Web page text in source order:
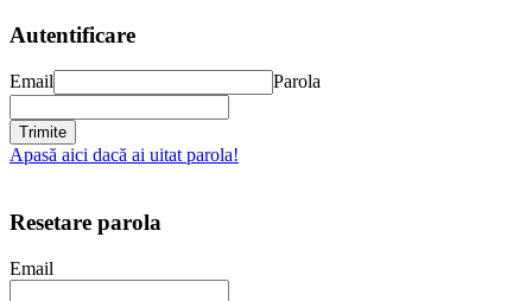
Autentificare
Email Parola
Apasă aici dacă ai uitat parola!
Resetare parola
Email